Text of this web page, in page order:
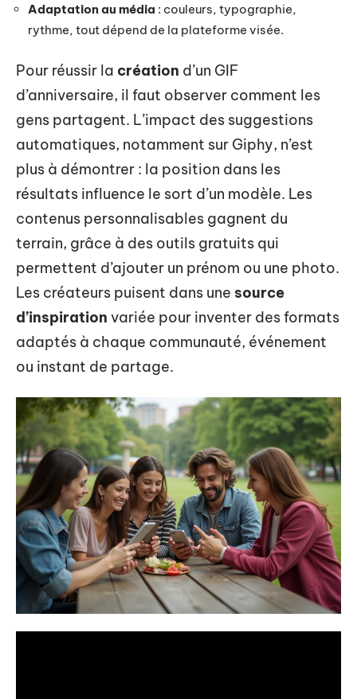
Adaptation au média : couleurs, typographie,
rythme, tout dépend de la plateforme visée.
Pour réussir la création d’un GIF
d’anniversaire, il faut observer comment les
gens partagent. L’impact des suggestions
automatiques, notamment sur Giphy, n’est
plus à démontrer : la position dans les
résultats influence le sort d’un modèle. Les
contenus personnalisables gagnent du
terrain, grâce à des outils gratuits qui
permettent d’ajouter un prénom ou une photo.
Les créateurs puisent dans une source
d’inspiration variée pour inventer des formats
adaptés à chaque communauté, événement
ou instant de partage.